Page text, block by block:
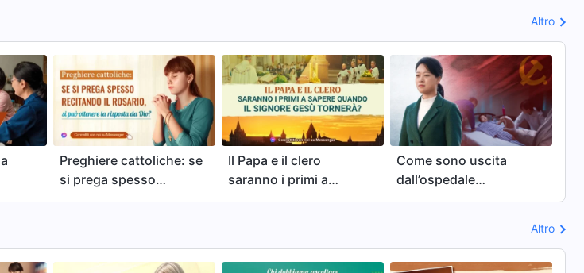
Altro
Preghiere cattoliche: se
si prega spesso
recitando il rosario, si
Il Papa e il clero
saranno i primi a
sapere quando il
Come sono uscita
dall’ospedale
psichiatrico
Altro